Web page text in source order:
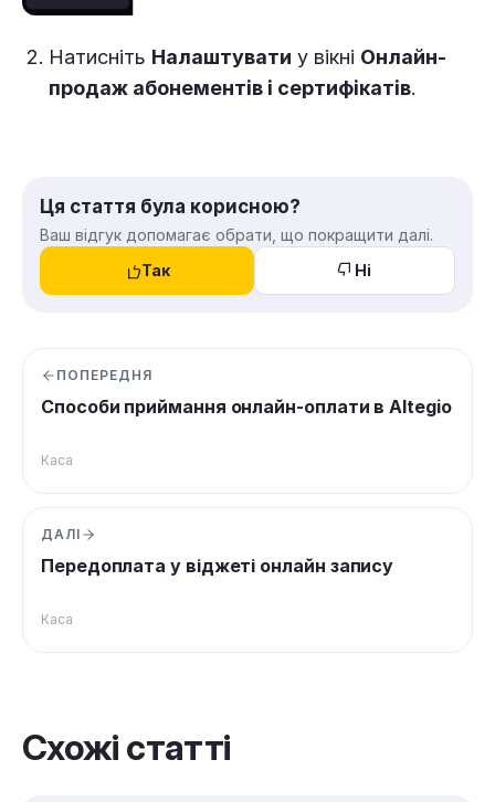
Натисніть Налаштувати у вікні Онлайн-
продаж абонементів і сертифікатів.
Ця стаття була корисною?
Ваш відгук допомагає обрати, що покращити далі.
Так
Ні
ПОПЕРЕДНЯ
Способи приймання онлайн-оплати в Altegio
Каса
ДАЛІ
Передоплата у віджеті онлайн запису
Каса
Схожі статті